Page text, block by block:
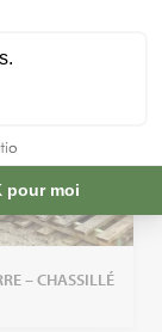
– CHASSILLÉ